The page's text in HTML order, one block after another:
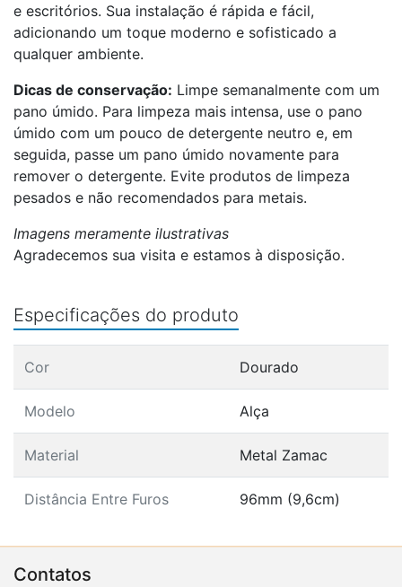
e escritórios. Sua instalação é rápida e fácil,
adicionando um toque moderno e sofisticado a
qualquer ambiente.
Dicas de conservação: Limpe semanalmente com um
pano úmido. Para limpeza mais intensa, use o pano
úmido com um pouco de detergente neutro e, em
seguida, passe um pano úmido novamente para
remover o detergente. Evite produtos de limpeza
pesados e não recomendados para metais.
Imagens meramente ilustrativas
Agradecemos sua visita e estamos à disposição.
Especificações do produto
Cor Dourado
Modelo Alça
Material Metal Zamac
Distância Entre Furos 96mm (9,6cm)
Contatos